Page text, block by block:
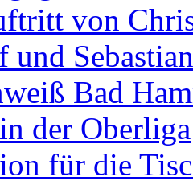
von
und
Bad
der Oberliga
für die